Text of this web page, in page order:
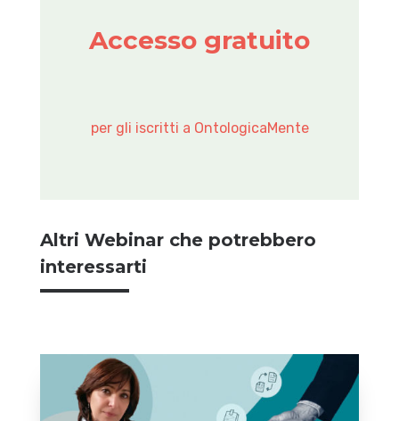
Accesso gratuito
per gli iscritti a OntologicaMente
ACCEDI
Altri Webinar che potrebbero
interessarti